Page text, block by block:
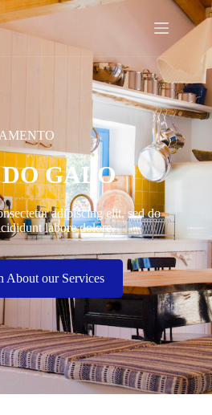
GALO
adipiscing elit, sed do
labore dolore.
About our Services